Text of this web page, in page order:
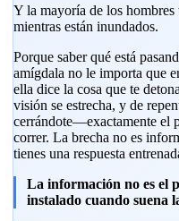
Y la mayoría de los
mientras están inundados.
Porque saber qué está
amígdala no le importa que
ella dice la cosa que te
visión se estrecha, y de
cerrándote—exactamente el
correr. La brecha no es
tienes una respuesta
La información no es el
instalado cuando suena